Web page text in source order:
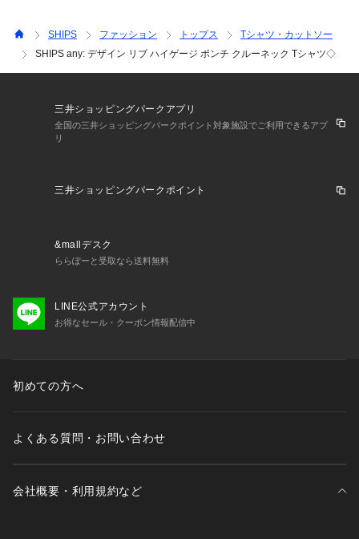
SHIPS ファッション トップス
Tシャツ・カットソー
SHIPS any: デザイン リブ ハイゲージ ポンチ クルーネック Tシャツ◇
三井ショッピングパークアプリ
全国の三井ショッピングパークポイント対象施設でご利用できるアプ
リ
三井ショッピングパークポイント
&mallデスク
ららぽーと受取なら送料無料
LINE公式アカウント
お得なセール・クーポン情報配信中
初めての方へ
よくある質問・お問い合わせ
会社概要・利用規約など